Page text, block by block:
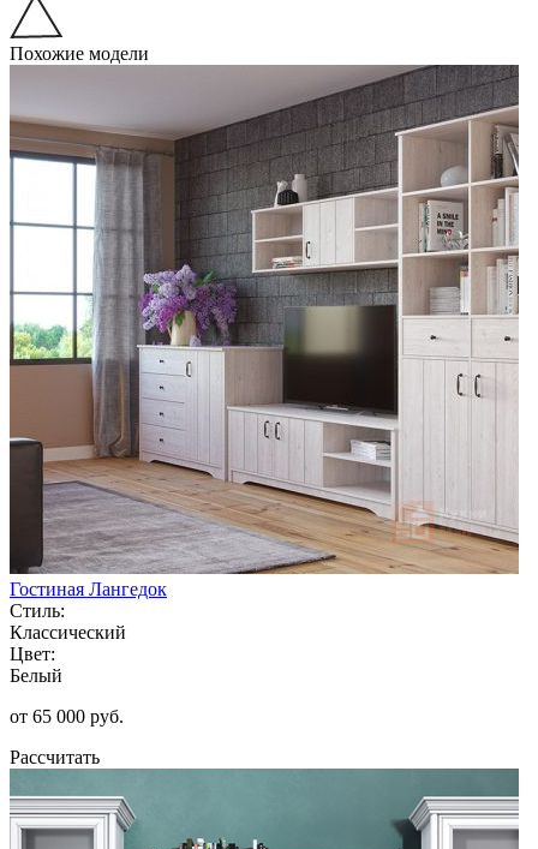
Похожие модели
Гостиная Лангедок
Стиль:
Классический
Цвет:
Белый
от 65 000 руб.
Рассчитать